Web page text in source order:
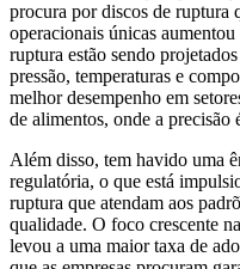
procura por discos de ruptura
operacionais únicas
ruptura estão sendo
pressão, temperaturas e
melhor desempenho em
de alimentos, onde a precisão
Além disso, tem havido uma
regulatória, o que está
ruptura que atendam aos
qualidade. O foco crescente
levou a uma maior taxa de